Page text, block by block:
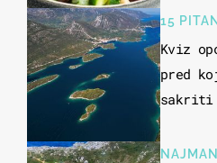
15
Kviz
pred
sakriti